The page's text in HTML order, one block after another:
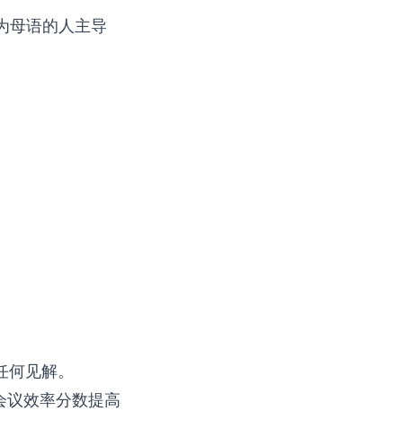
母语的人主导
见解。
议效率分数提高